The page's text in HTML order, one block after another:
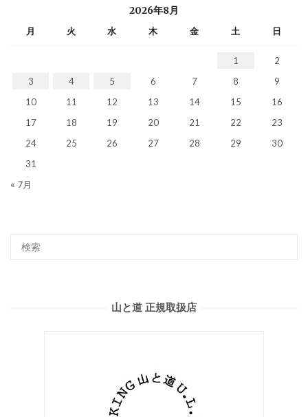
2026年8月
月 火 水 木 金 土 日
1
2
3
4 5 6 7 8
9
10
11 12 13 14 15
16
17
18 19 20 21 22
23
24
25 26 27 28 29
30
31
« 7月
山と道 正規取扱店